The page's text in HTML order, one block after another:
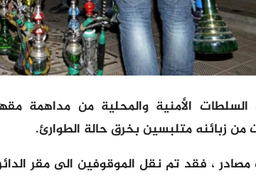
السلطات الأمنية والمحلية من
من زبائنه متلبسين بخرق حالة الطوارئ.
، فقد تم نقل الموقوفين الى مقر